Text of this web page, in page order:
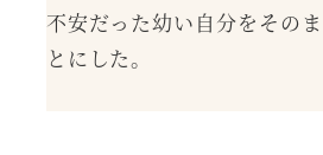
不安だった幼い自分をその
とにした。